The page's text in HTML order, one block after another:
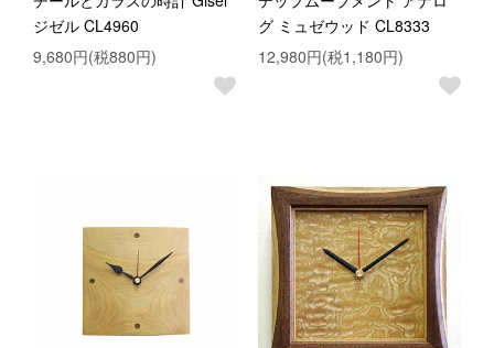
ジゼル CL4960
9,680円(税880円)
グ ミュゼウッド CL8333
12,980円(税1,180円)